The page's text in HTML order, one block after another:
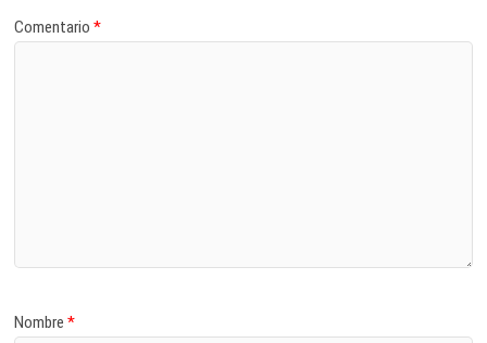
Comentario*
Nombre*